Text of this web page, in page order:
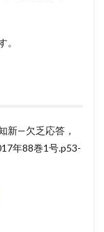
。
新—欠乏応答，
年88巻1号.p53-